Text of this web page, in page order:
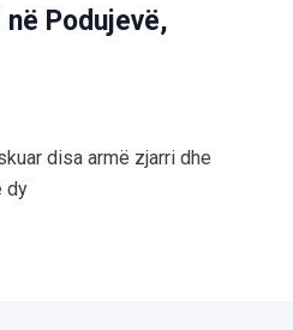
Podujevë,
disa armë zjarri dhe
dy